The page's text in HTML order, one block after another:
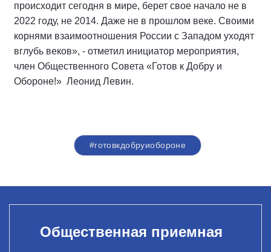
происходит сегодня в мире, берет свое начало не в
2022 году, не 2014. Даже не в прошлом веке. Своими
корнями взаимоотношения России с Западом уходят
вглубь веков», - отметил инициатор мероприятия,
член Общественного Совета «Готов к Добру и
Обороне!» Леонид Левин.
#готовкдобруиобороне
Общественная приемная